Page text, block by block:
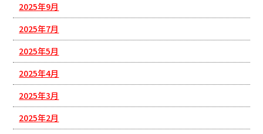
2025年9月
2025年7月
2025年5月
2025年4月
2025年3月
2025年2月